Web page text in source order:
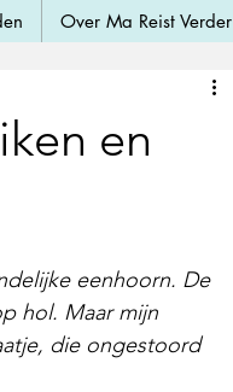
Over Ma Reist Verder
en
eenhoorn. De
hol. Maar mijn
die ongestoord